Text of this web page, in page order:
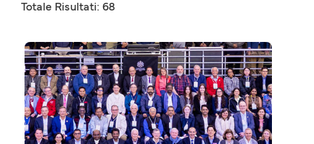
Totale Risultati: 68